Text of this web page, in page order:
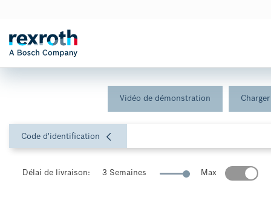
Vidéo de démonstration
Code d'identification
Délai de livraison: 3 Semaines Max